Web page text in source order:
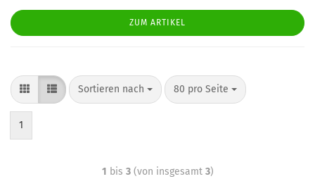
ZUM ARTIKEL
Sortieren nach 80 pro Seite
1
1 bis 3(von insgesamt 3)